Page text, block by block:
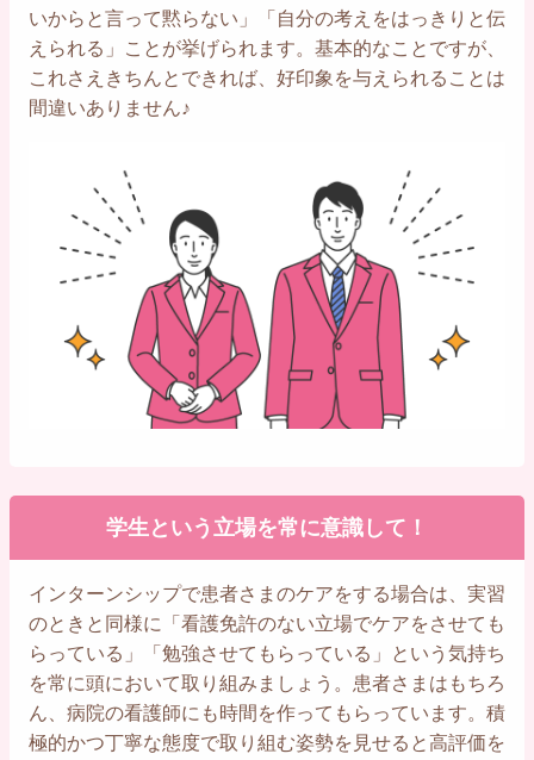
いからと言って黙らない」「自分の考えをはっきりと伝
えられる」ことが挙げられます。基本的なことですが、
これさえきちんとできれば、好印象を与えられることは
間違いありません♪
学生という立場を常に意識して！
インターンシップで患者さまのケアをする場合は、実習
のときと同様に「看護免許のない立場でケアをさせても
らっている」「勉強させてもらっている」という気持ち
を常に頭において取り組みましょう。患者さまはもちろ
ん、病院の看護師にも時間を作ってもらっています。積
極的かつ丁寧な態度で取り組む姿勢を見せると高評価を